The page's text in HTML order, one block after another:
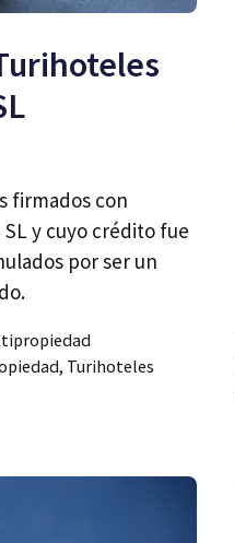
firmados con
y cuyo crédito fue
por ser un
, Turihoteles